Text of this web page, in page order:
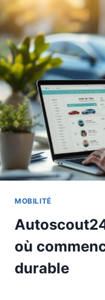
MOBILITÉ
où
durable